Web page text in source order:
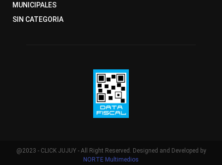
MUNICIPALES
SIN CATEGORIA
@2023 - CLICK JUJUY - All Right Reserved. Designed and Developed by
NORTE Multimedios